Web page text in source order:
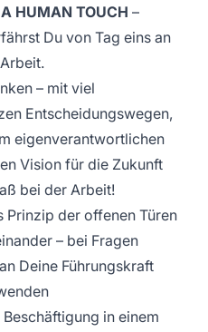
HUMAN TOUCH –
Du von Tag eins an
– mit viel
Entscheidungswegen,
eigenverantwortlichen
Vision für die Zukunft
bei der Arbeit!
Prinzip der offenen Türen
– bei Fragen
Deine Führungskraft
in einem